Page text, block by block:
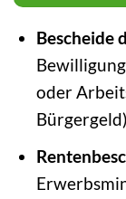
Bescheide
oder